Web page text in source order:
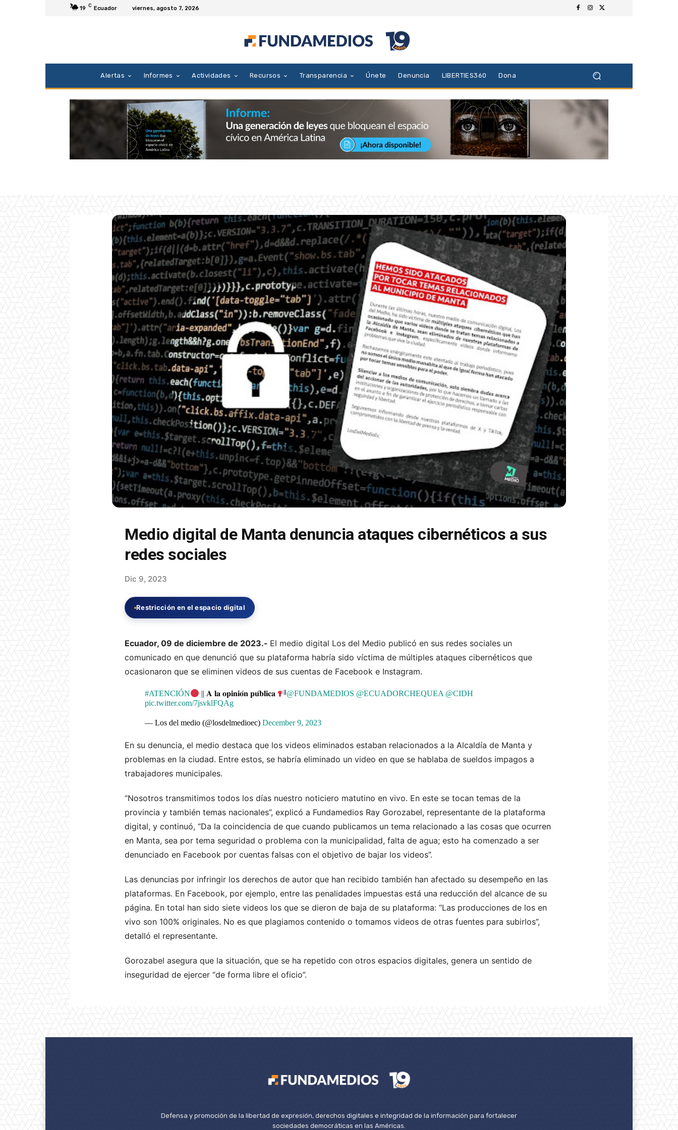
19 C Ecuador viernes, agosto 7, 2026
Alertas Informes Actividades Recursos Transparencia Únete Denuncia LIBERTIES360 Dona
Medio digital de Manta denuncia ataques cibernéticos a sus
redes sociales
Dic 9, 2023
Restricción en el espacio digital
Ecuador, 09 de diciembre de 2023.- El medio digital Los del Medio publicó en sus redes sociales un
comunicado en que denunció que su plataforma habría sido víctima de múltiples ataques cibernéticos que
ocasionaron que se eliminen videos de sus cuentas de Facebook e Instagram.
#ATENCIÓN || 𝐀 𝐥𝐚 𝐨𝐩𝐢𝐧𝐢𝐨́𝐧 𝐩𝐮́𝐛𝐥𝐢𝐜𝐚 @FUNDAMEDIOS @ECUADORCHEQUEA @CIDH
pic.twitter.com/7jsvklFQAg
— Los del medio (@losdelmedioec) December 9, 2023
En su denuncia, el medio destaca que los videos eliminados estaban relacionados a la Alcaldía de Manta y
problemas en la ciudad. Entre estos, se habría eliminado un video en que se hablaba de sueldos impagos a
trabajadores municipales.
“Nosotros transmitimos todos los días nuestro noticiero matutino en vivo. En este se tocan temas de la
provincia y también temas nacionales”, explicó a Fundamedios Ray Gorozabel, representante de la plataforma
digital, y continuó, “Da la coincidencia de que cuando publicamos un tema relacionado a las cosas que ocurren
en Manta, sea por tema seguridad o problema con la municipalidad, falta de agua; esto ha comenzado a ser
denunciado en Facebook por cuentas falsas con el objetivo de bajar los videos”.
Las denuncias por infringir los derechos de autor que han recibido también han afectado su desempeño en las
plataformas. En Facebook, por ejemplo, entre las penalidades impuestas está una reducción del alcance de su
página. En total han sido siete videos los que se dieron de baja de su plataforma: “Las producciones de los en
vivo son 100% originales. No es que plagiamos contenido o tomamos videos de otras fuentes para subirlos”,
detalló el representante.
Gorozabel asegura que la situación, que se ha repetido con otros espacios digitales, genera un sentido de
inseguridad de ejercer “de forma libre el oficio”.
Defensa y promoción de la libertad de expresión, derechos digitales e integridad de la información para fortalecer
sociedades democráticas en las Américas.